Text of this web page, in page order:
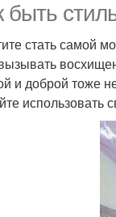
быть
стать самой
и доброй тоже
использовать